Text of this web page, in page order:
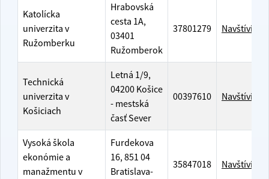
Katolícka
univerzita v
Ružomberku
Hrabovská
cesta 1A,
03401
Ružomberok
37801279 Navštíviť
Technická
univerzita v
Košiciach
Letná 1/9,
04200 Košice
- mestská
časť Sever
00397610 Navštíviť
Vysoká škola
ekonómie a
manažmentu v
Furdekova
16, 851 04
Bratislava-
35847018 Navštíviť